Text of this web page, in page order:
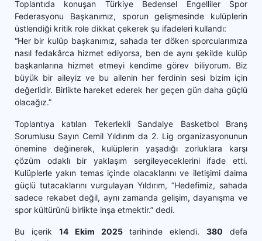
Toplantıda konuşan Türkiye Bedensel Engelliler Spor
Federasyonu Başkanımız, sporun gelişmesinde kulüplerin
üstlendiği kritik role dikkat çekerek şu ifadeleri kullandı:
“Her bir kulüp başkanımız, sahada ter döken sporcularımıza
nasıl fedakârca hizmet ediyorsa, ben de aynı şekilde kulüp
başkanlarına hizmet etmeyi kendime görev biliyorum. Biz
büyük bir aileyiz ve bu ailenin her ferdinin sesi bizim için
değerlidir. Birlikte hareket ederek her geçen gün daha güçlü
olacağız.”
Toplantıya katılan Tekerlekli Sandalye Basketbol Branş
Sorumlusu Sayın Cemil Yıldırım da 2. Lig organizasyonunun
önemine değinerek, kulüplerin yaşadığı zorluklara karşı
çözüm odaklı bir yaklaşım sergileyeceklerini ifade etti.
Kulüplerle yakın temas içinde olacaklarını ve iletişimi daima
güçlü tutacaklarını vurgulayan Yıldırım, “Hedefimiz, sahada
sadece rekabet değil, aynı zamanda gelişim, dayanışma ve
spor kültürünü birlikte inşa etmektir.” dedi.
Bu içerik 14 Ekim 2025tarihinde eklendi.380 defa